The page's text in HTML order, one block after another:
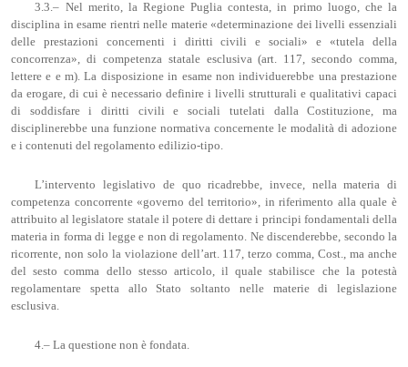
3.3.– Nel merito, la Regione Puglia contesta, in primo luogo, che la
disciplina in esame rientri nelle materie «determinazione dei livelli essenziali
delle prestazioni concernenti i diritti civili e sociali» e «tutela della
concorrenza», di competenza statale esclusiva (art. 117, secondo comma,
lettere e e m). La disposizione in esame non individuerebbe una prestazione
da erogare, di cui è necessario definire i livelli strutturali e qualitativi capaci
di soddisfare i diritti civili e sociali tutelati dalla Costituzione, ma
disciplinerebbe una funzione normativa concernente le modalità di adozione
e i contenuti del regolamento edilizio-tipo.
L’intervento legislativo de quo ricadrebbe, invece, nella materia di
competenza concorrente «governo del territorio», in riferimento alla quale è
attribuito al legislatore statale il potere di dettare i principi fondamentali della
materia in forma di legge e non di regolamento. Ne discenderebbe, secondo la
ricorrente, non solo la violazione dell’art. 117, terzo comma, Cost., ma anche
del sesto comma dello stesso articolo, il quale stabilisce che la potestà
regolamentare spetta allo Stato soltanto nelle materie di legislazione
esclusiva.
4.– La questione non è fondata.